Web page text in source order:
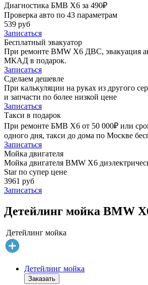
Диагностика БМВ Х6 за 490₽
Проверка авто по 43 параметрам
539 руб
Записаться
Бесплатный эвакуатор
При ремонте BMW X6 ДВС, эвакуация
МКАД в подарок.
Записаться
Сделаем дешевле
При калькуляции на руках из другого
и запчасти по более низкой цене
Записаться
Такси в подарок
При ремонте БМВ Х6 от 50 000₽ или
одного дня, такси до дома по Москве
Записаться
Мойка двигателя
Мойка двигателя BMW X6
Star по супер цене
3961 руб
Записаться
Детейлинг мойка BMW
Детейлинг мойка
Детейлинг мойка
Заказать